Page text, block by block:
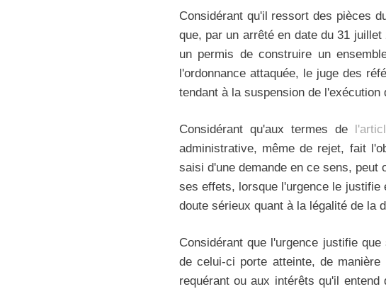
Considérant qu'il ressort des pièces
que, par un arrêté en date du 31
un permis de construire un
l'ordonnance attaquée, le juge des
tendant à la suspension de l'exécution
Considérant qu'aux termes de
administrative, même de rejet, fait
saisi d'une demande en ce sens, peut
ses effets, lorsque l'urgence le
doute sérieux quant à la légalité de la
Considérant que l'urgence justifie
de celui-ci porte atteinte, de
requérant ou aux intérêts qu'il